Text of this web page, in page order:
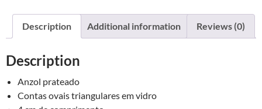
Triangular
oval
bead
earrings
quantity
a
t
:
Description Additional information Reviews (0)
Description
Anzol prateado
Contas ovais triangulares em vidro